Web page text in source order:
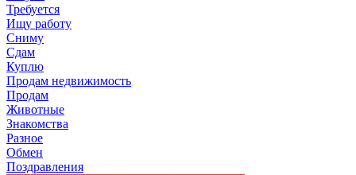
Требуется
Ищу работу
Сниму
Сдам
Куплю
Продам недвижимость
Продам
Животные
Знакомства
Разное
Обмен
Поздравления